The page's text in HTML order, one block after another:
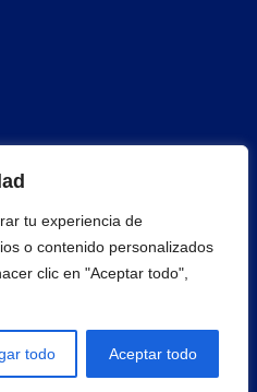
tu experiencia de
o contenido personalizados
clic en "Aceptar todo",
todo Aceptar todo